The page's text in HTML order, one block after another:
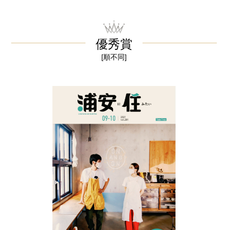
優秀賞
[順不同]